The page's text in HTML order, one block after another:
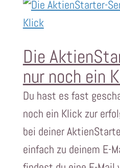
Die
nur noch ein
Du hast es fast
noch ein Klick zur
bei deiner
einfach zu deinem E-